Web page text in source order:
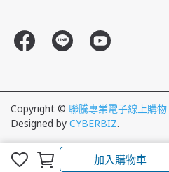
加入購物車
Copyright © 聯騰專業電子線上購物
Designed by CYBERBIZ.